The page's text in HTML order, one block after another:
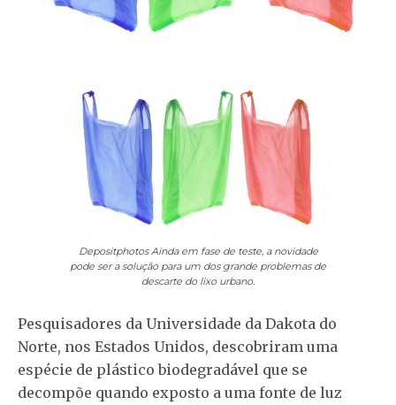
DepositphotosAinda em fase de teste, a novidade
pode ser a solução para um dos grande problemas de
descarte do lixo urbano.
Pesquisadores da Universidade da Dakota do
Norte, nos Estados Unidos, descobriram uma
espécie de plástico biodegradável que se
decompõe quando exposto a uma fonte de luz